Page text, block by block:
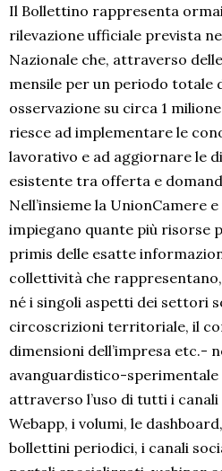
Il Bollettino rappresenta ormai
rilevazione ufficiale prevista
Nazionale che, attraverso
mensile per un periodo totale
osservazione su circa 1
riesce ad implementare le
lavorativo e ad aggiornare le
esistente tra offerta e
Nell’insieme la UnionCamere
impiegano quante più risorse
primis delle esatte
collettività che
né i singoli aspetti dei settori
circoscrizioni territoriale, il
dimensioni dell’impresa etc.-
avanguardistico-sperimentale
attraverso l’uso di tutti i
Webapp, i volumi, le
bollettini periodici, i canali